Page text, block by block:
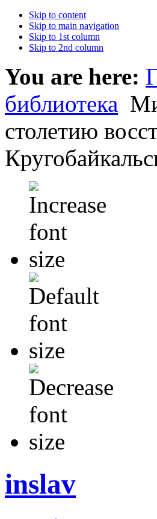
Skip to content
Skip to main navigation
Skip to 1st column
Skip to 2nd column
You are here:
библиотека
столетию
inslav